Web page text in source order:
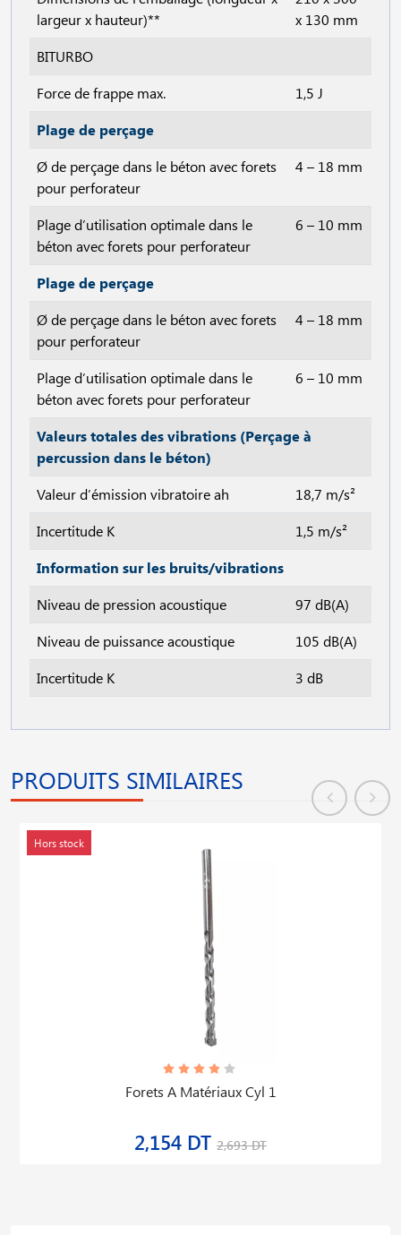
largeur x hauteur)**
x 130 mm
BITURBO
Force de frappe max.
1,5 J
Plage de perçage
Ø de perçage dans le béton avec forets
pour perforateur
4 – 18 mm
Plage d’utilisation optimale dans le
béton avec forets pour perforateur
6 – 10 mm
Plage de perçage
Ø de perçage dans le béton avec forets
pour perforateur
4 – 18 mm
Plage d’utilisation optimale dans le
béton avec forets pour perforateur
6 – 10 mm
Valeurs totales des vibrations (Perçage à
percussion dans le béton)
Valeur d’émission vibratoire ah
18,7 m/s²
Incertitude K
1,5 m/s²
Information sur les bruits/vibrations
Niveau de pression acoustique
97 dB(A)
Niveau de puissance acoustique
105 dB(A)
Incertitude K
3 dB
PRODUITS SIMILAIRES
Hors stock
Forets A Matériaux Cyl 1
2,154 DT 2,693 DT